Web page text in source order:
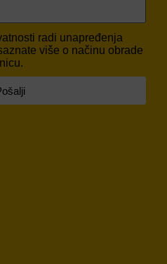
radi unapređenja
više o načinu obrade